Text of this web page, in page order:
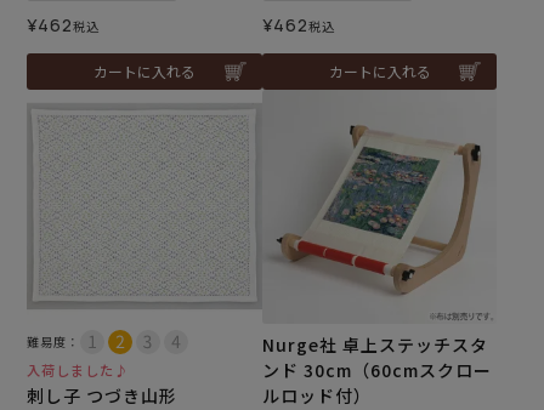
¥462税込
カートに入れる
¥462税込
カートに入れる
難易度：
入荷しました♪
刺し子 つづき山形
Nurge社 卓上ステッチスタ
ンド 30cm（60cmスクロー
ルロッド付）